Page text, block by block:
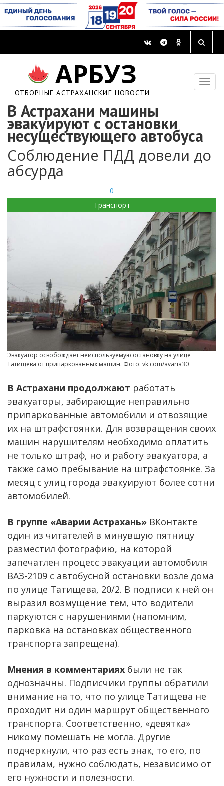
АРБУЗ
ОТБОРНЫЕ АСТРАХАНСКИЕ НОВОСТИ
В Астрахани машины
эвакуируют с остановки
несуществующего автобуса
Соблюдение ПДД довели до
абсурда
0
Транспорт
Эвакуатор освобождает неиспользуемую остановку на улице
Татищева от припаркованных машин. Фото: vk.com/avaria30
В Астрахани продолжают работать
эвакуаторы, забирающие неправильно
припаркованные автомобили и отвозящие
их на штрафстоянки. Для возвращения своих
машин нарушителям необходимо оплатить
не только штраф, но и работу эвакуатора, а
также само пребывание на штрафстоянке. За
месяц с улиц города эвакуируют более сотни
автомобилей.
В группе «Аварии Астрахань» ВКонтакте
один из читателей в минувшую пятницу
разместил фотографию, на которой
запечатлен процесс эвакуации автомобиля
ВАЗ-2109 с автобусной остановки возле дома
по улице Татищева, 20/2. В подписи к ней он
выразил возмущение тем, что водители
паркуются с нарушениями (напомним,
парковка на остановках общественного
транспорта запрещена).
Мнения в комментариях были не так
однозначны. Подписчики группы обратили
внимание на то, что по улице Татищева не
проходит ни один маршрут общественного
транспорта. Соответственно, «девятка»
никому помешать не могла. Другие
подчеркнули, что раз есть знак, то его, по
правилам, нужно соблюдать, независимо от
его нужности и полезности.